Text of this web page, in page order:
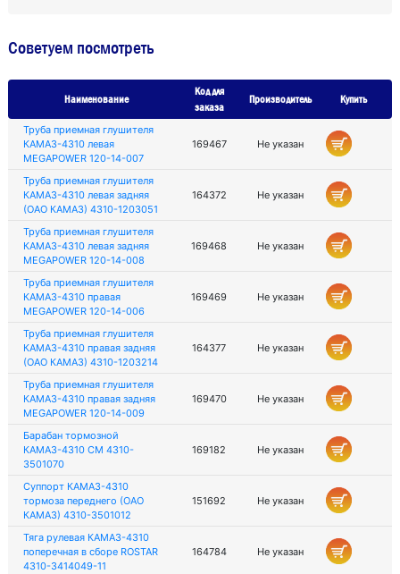
Советуем посмотреть
Наименование
Код для
заказа
Производитель Купить
Труба приемная глушителя
КАМАЗ-4310 левая
MEGAPOWER 120-14-007
169467 Не указан
Труба приемная глушителя
КАМАЗ-4310 левая задняя
(ОАО КАМАЗ) 4310-1203051
164372 Не указан
Труба приемная глушителя
КАМАЗ-4310 левая задняя
MEGAPOWER 120-14-008
169468 Не указан
Труба приемная глушителя
КАМАЗ-4310 правая
MEGAPOWER 120-14-006
169469 Не указан
Труба приемная глушителя
КАМАЗ-4310 правая задняя
(ОАО КАМАЗ) 4310-1203214
164377 Не указан
Труба приемная глушителя
КАМАЗ-4310 правая задняя
MEGAPOWER 120-14-009
169470 Не указан
Барабан тормозной
КАМАЗ-4310 СМ 4310-
3501070
169182 Не указан
Суппорт КАМАЗ-4310
тормоза переднего (ОАО
КАМАЗ) 4310-3501012
151692 Не указан
Тяга рулевая КАМАЗ-4310
поперечная в сборе ROSTAR
4310-3414049-11
164784 Не указан